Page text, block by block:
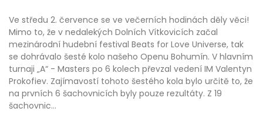
Ve středu 2. července se ve večerních hodinách děly věci!
Mimo to, že v nedalekých Dolních Vítkovicích začal
mezinárodní hudební festival Beats for Love Universe, tak
se dohrávalo šesté kolo našeho Openu Bohumín. V hlavním
turnaji „A“ - Masters po 6 kolech převzal vedení IM Valentyn
Prokofiev. Zajímavostí tohoto šestého kola bylo určitě to, že
na prvních 6 šachovnicích byly pouze rezultáty. Z 19
šachovnic...